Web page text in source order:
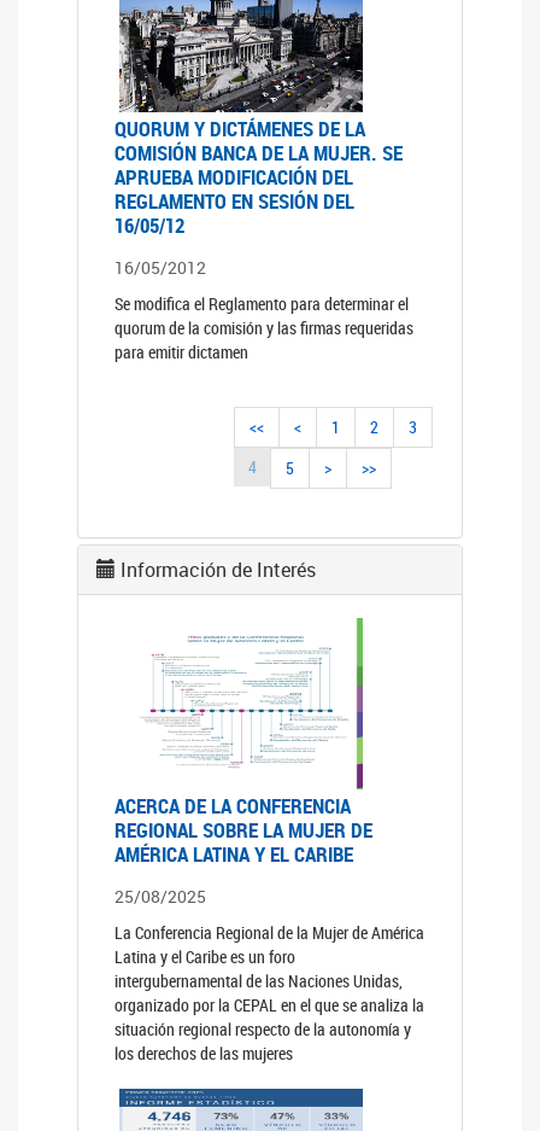
QUORUM Y DICTÁMENES DE LA
COMISIÓN BANCA DE LA MUJER. SE
APRUEBA MODIFICACIÓN DEL
REGLAMENTO EN SESIÓN DEL
16/05/12
16/05/2012
Se modifica el Reglamento para determinar el
quorum de la comisión y las firmas requeridas
para emitir dictamen
<< < 1 2
3
4
5 > >>
Información de Interés
ACERCA DE LA CONFERENCIA
REGIONAL SOBRE LA MUJER DE
AMÉRICA LATINA Y EL CARIBE
25/08/2025
La Conferencia Regional de la Mujer de América
Latina y el Caribe es un foro
intergubernamental de las Naciones Unidas,
organizado por la CEPAL en el que se analiza la
situación regional respecto de la autonomía y
los derechos de las mujeres